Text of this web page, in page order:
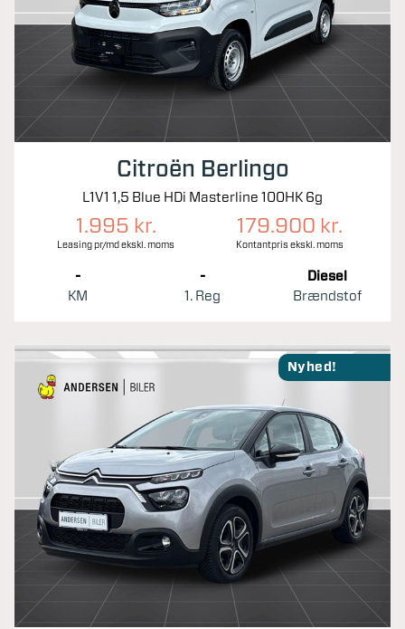
Citroën Berlingo
L1V1 1,5 Blue HDi Masterline 100HK 6g
1.995 kr.
Leasing pr/md ekskl. moms
179.900 kr.
Kontantpris ekskl. moms
-
KM
-
1. Reg
Diesel
Brændstof
Nyhed!